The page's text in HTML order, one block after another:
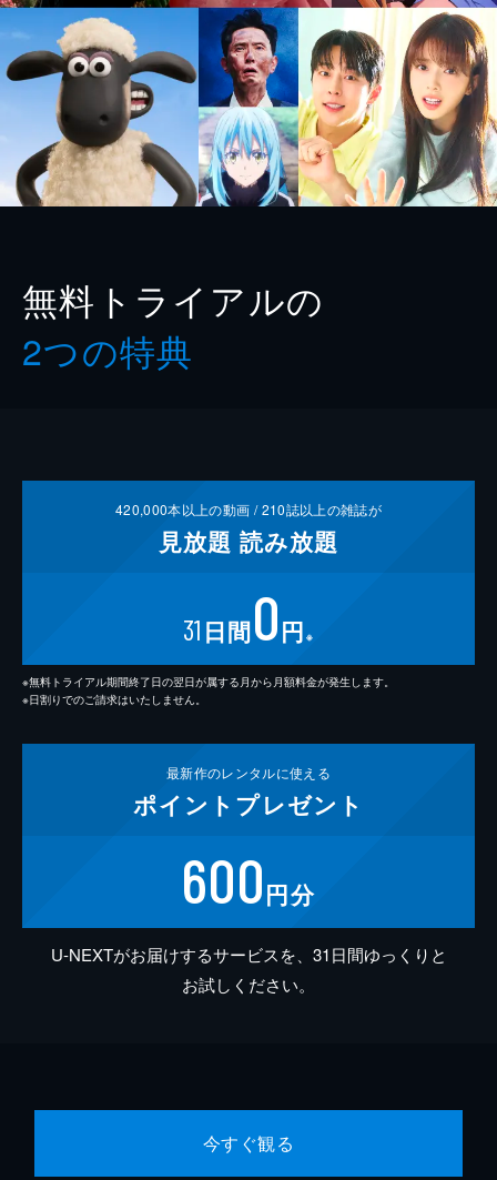
無料トライアルの
2つの特典
420,000本以上の動画 /210誌以上の雑誌が
見放題 読み放題
31 日間0円 ※
※無料トライアル期間終了日の翌日が属する月から月額料金が発生します。
※日割りでのご請求はいたしません。
最新作のレンタルに使える
ポイント プレゼント
600円分
U-NEXTがお届けするサービスを、31日間ゆっくりと
お試しください。
今すぐ観る